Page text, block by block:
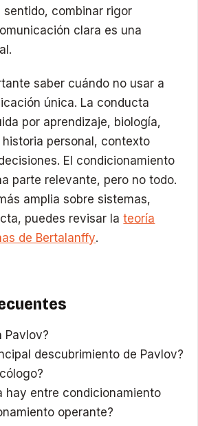
sentido, combinar rigor
clara es una
saber cuándo no usar a
única. La conducta
por aprendizaje, biología,
personal, contexto
El condicionamiento
parte relevante, pero no todo.
amplia sobre sistemas,
puedes revisar lateoría
de Bertalanffy.
Pavlov?
descubrimiento de Pavlov?
hay entre condicionamiento
operante?